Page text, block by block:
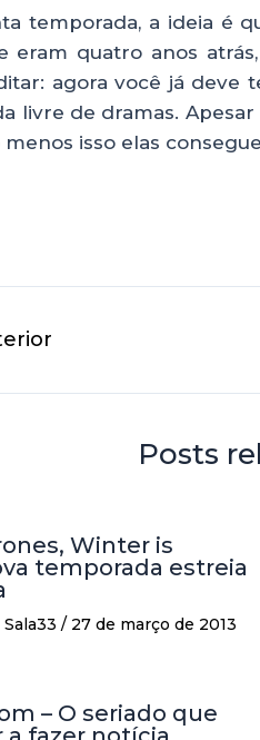
temporada, a ideia é
eram quatro anos
agora você já deve
livre de dramas.
isso elas
Posts
Winter is
temporada estreia
Sala33 / 27 de março de 2013
– O seriado que